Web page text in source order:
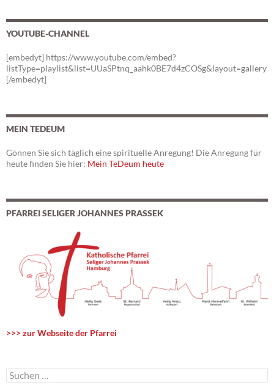
YOUTUBE-CHANNEL
[embedyt] https://www.youtube.com/embed?
listType=playlist&list=UUaSPtnq_aahk0BE7d4zCOSg&layout=gallery
[/embedyt]
MEIN TEDEUM
Gönnen Sie sich täglich eine spirituelle Anregung! Die Anregung für
heute finden Sie hier: Mein TeDeum heute
PFARREI SELIGER JOHANNES PRASSEK
>>> zur Webseite der Pfarrei
S